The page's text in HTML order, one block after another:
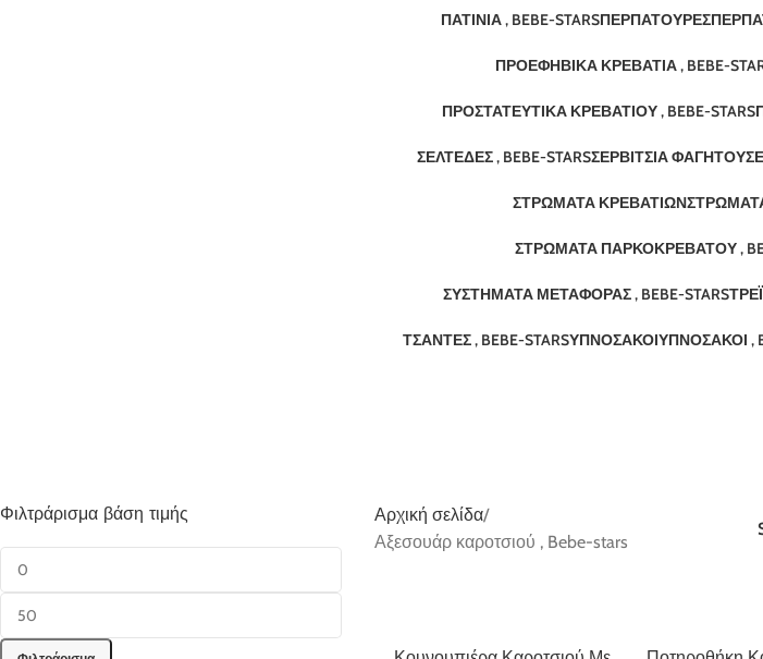
ΠΑΤΊΝΙΑ , BEBE-STARSΠΕΡΠΑΤΟΎΡΕΣ
ΠΡΟΕΦΗΒΙΚΆ ΚΡΕΒΆΤΙΑ , BEBE-
ΠΡΟΣΤΑΤΕΥΤΙΚΆ ΚΡΕΒΑΤΙΟΎ , BEBE-STARS
ΣΕΛΤΈΔΕΣ , BEBE-STARSΣΕΡΒΊΤΣΙΑ ΦΑΓΗΤΟΎ
ΣΤΡΏΜΑΤΑ ΚΡΕΒΑΤΙΏΝΣΤΡΏΜΑΤΑ
ΣΤΡΏΜΑΤΑ ΠΑΡΚΟΚΡΈΒΑΤΟΥ ,
ΣΥΣΤΉΜΑΤΑ ΜΕΤΑΦΟΡΆΣ , BEBE-STARS
ΤΣΆΝΤΕΣ , BEBE-STARSΥΠΝΌΣΑΚΟΙΥΠΝΌΣΑΚΟΙ ,
Φιλτράρισμα βάση τιμής
Αρχική σελίδα
Αξεσουάρ καροτσιού , Bebe-stars